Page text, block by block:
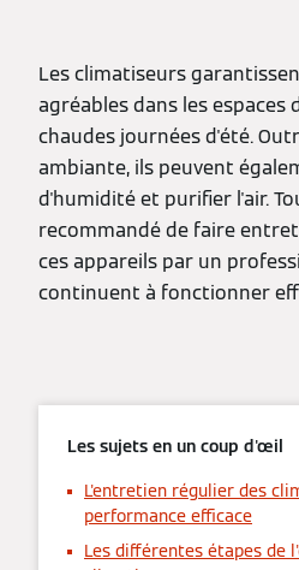
Les climatiseurs
agréables dans les espaces
chaudes journées d'été.
ambiante, ils peuvent
d'humidité et purifier l'air.
recommandé de faire
ces appareils par un
continuent à fonctionner
Les sujets en un coup d'œil
L'entretien régulier des
performance efficace
Les différentes étapes de